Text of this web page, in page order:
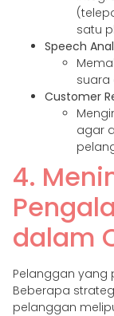
satu
Speech
suara
Customer
agar
4.
dalam
Pelanggan yang
Beberapa
pelanggan